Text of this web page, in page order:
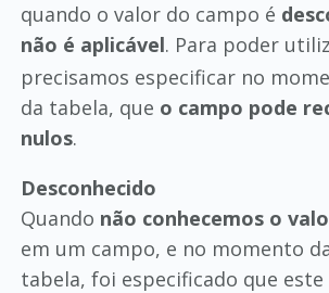
quando o valor do campo é
não é aplicável. Para poder
precisamos especificar no
da tabela, que o campo pode
nulos.
Desconhecido
Quando não conhecemos o
em um campo, e no momento
tabela, foi especificado que